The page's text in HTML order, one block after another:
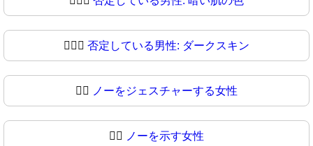
🙅🏿‍♂ 否定している男性: ダークスキン
🙅‍♀️ ノーをジェスチャーする女性
🙅‍♀ ノーを示す女性